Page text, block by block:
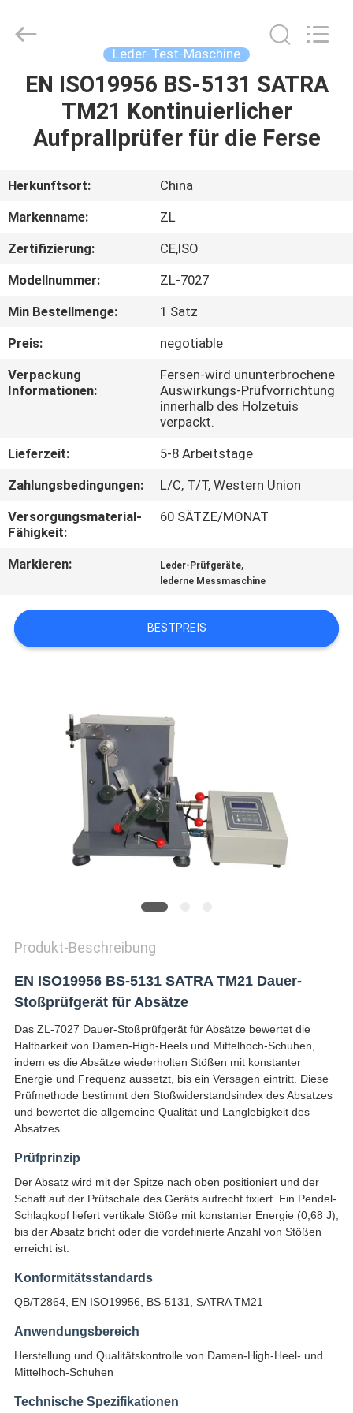
HAUS
PRODUKTE
VIDEOS
UNS
FABRIK-
AUSFLUG
QUALITÄTSKONTROLLE
SIE
MIT
UNS
VERBINDUNG
NACHRICHTEN
ZITAT
SITEMAP
Ltd..
Leder-Test-Maschine
EN ISO19956 BS-5131 SATRA
TM21 Kontinuierlicher
Aufprallprüfer für die Ferse
Herkunftsort:
China
Markenname:
ZL
Zertifizierung:
CE,ISO
Modellnummer:
ZL-7027
Min Bestellmenge:
1 Satz
Preis:
negotiable
Verpackung
Informationen:
Fersen-wird ununterbrochene
Auswirkungs-Prüfvorrichtung
innerhalb des Holzetuis
verpackt.
Lieferzeit:
5-8 Arbeitstage
Zahlungsbedingungen:
L/C, T/T, Western Union
Versorgungsmaterial-
Fähigkeit:
60 SÄTZE/MONAT
Markieren: Leder-Prüfgeräte,
lederne Messmaschine
BESTPREIS
Produkt-Beschreibung
EN ISO19956 BS-5131 SATRA TM21 Dauer-
Stoßprüfgerät für Absätze
Das ZL-7027 Dauer-Stoßprüfgerät für Absätze bewertet die
Haltbarkeit von Damen-High-Heels und Mittelhoch-Schuhen,
indem es die Absätze wiederholten Stößen mit konstanter
Energie und Frequenz aussetzt, bis ein Versagen eintritt. Diese
Prüfmethode bestimmt den Stoßwiderstandsindex des Absatzes
und bewertet die allgemeine Qualität und Langlebigkeit des
Absatzes.
Prüfprinzip
Der Absatz wird mit der Spitze nach oben positioniert und der
Schaft auf der Prüfschale des Geräts aufrecht fixiert. Ein Pendel-
Schlagkopf liefert vertikale Stöße mit konstanter Energie (0,68 J),
bis der Absatz bricht oder die vordefinierte Anzahl von Stößen
erreicht ist.
Konformitätsstandards
QB/T2864, EN ISO19956, BS-5131, SATRA TM21
Anwendungsbereich
Herstellung und Qualitätskontrolle von Damen-High-Heel- und
Mittelhoch-Schuhen
Technische Spezifikationen